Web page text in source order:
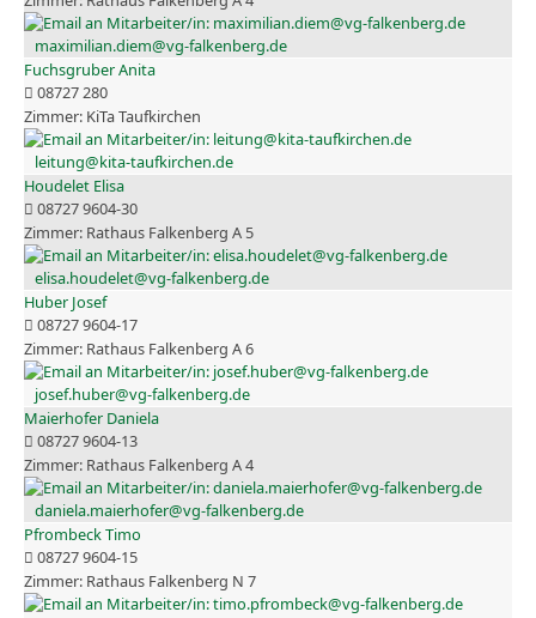
maximilian.diem@vg-falkenberg.de
Fuchsgruber Anita
08727 280
KiTa Taufkirchen
leitung@kita-taufkirchen.de
Houdelet Elisa
08727 9604-30
Rathaus Falkenberg A 5
elisa.houdelet@vg-falkenberg.de
Huber Josef
08727 9604-17
Rathaus Falkenberg A 6
josef.huber@vg-falkenberg.de
Maierhofer Daniela
08727 9604-13
Rathaus Falkenberg A 4
daniela.maierhofer@vg-falkenberg.de
Pfrombeck Timo
08727 9604-15
Rathaus Falkenberg N 7